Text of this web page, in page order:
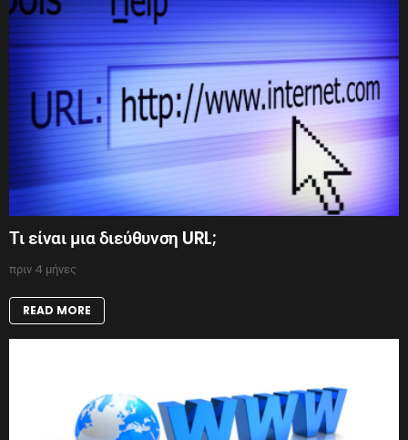
Τι είναι μια διεύθυνση URL;
πριν 4 μήνες
READ MORE